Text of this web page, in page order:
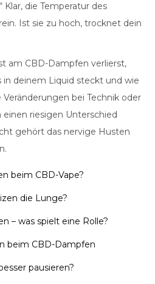
Klar, die Temperatur des
Ist sie zu hoch, trocknet dein
am CBD-Dampfen verlierst,
in deinem Liquid steckt und wie
Veränderungen bei Technik oder
riesigen Unterschied
gehört das nervige Husten
beim CBD-Vape?
die Lunge?
– was spielt eine Rolle?
beim CBD-Dampfen
pausieren?